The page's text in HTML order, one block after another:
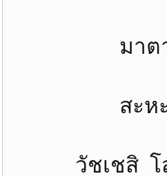
มาตา ปิตา
สะหะ สัจ
วัชเชสิ โสฬ